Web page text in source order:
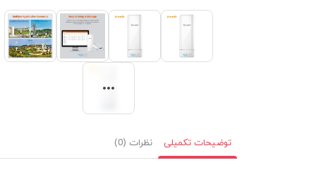
توضیحات تکمیلی نظرات (0)